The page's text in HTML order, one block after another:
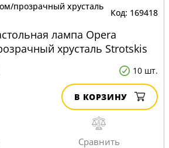
прозрачный хрусталь
169418
лампа Opera
хрусталь Strotskis
10 шт.
В КОРЗИНУ